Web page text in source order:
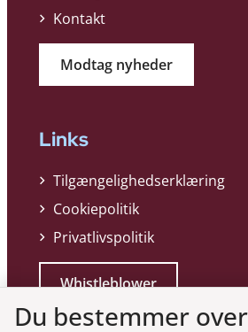
Kontakt
Modtag nyheder
Links
Tilgængelighedserklæring
Cookiepolitik
Privatlivspolitik
Whistleblower
Du bestemmer